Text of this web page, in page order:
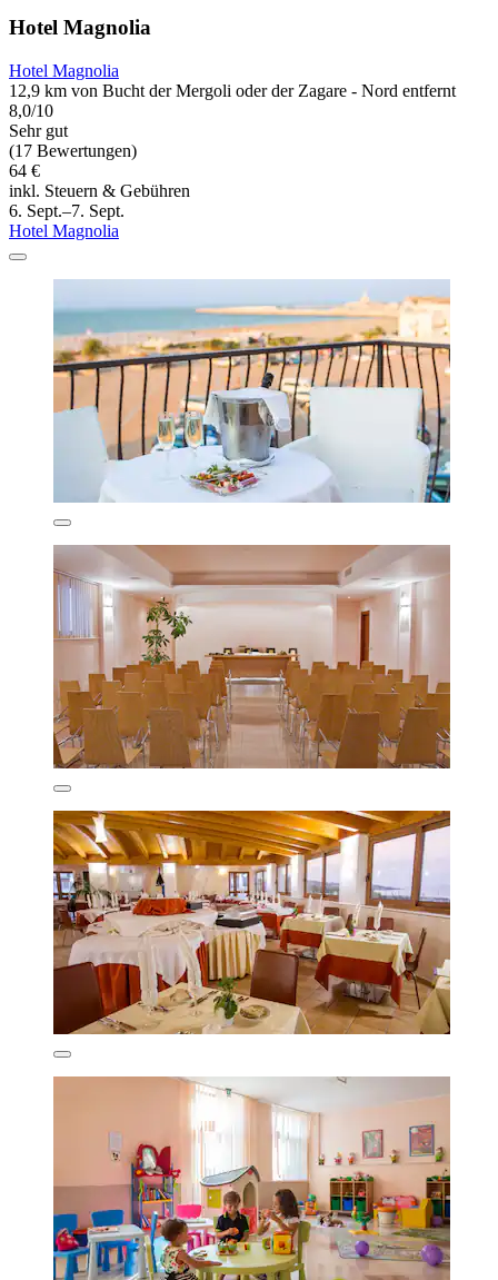
Hotel Magnolia
Hotel Magnolia
12,9 km von Bucht der Mergoli oder der Zagare - Nord entfernt
8,0/10
Sehr gut
(17 Bewertungen)
64 €
inkl. Steuern & Gebühren
6. Sept.–7. Sept.
Hotel Magnolia